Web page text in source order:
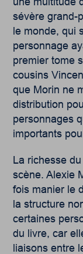
sévère grand-
le monde, qui
personnage
premier tome
cousins
que Morin ne
distribution
personnages
importants
La richesse
scène. Alexie
fois manier le
la structure
certaines
du livre, car
liaisons entre